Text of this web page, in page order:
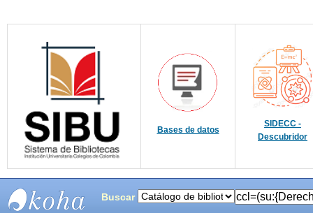
Bases de datos
SIDECC -
Descubridor
Buscar